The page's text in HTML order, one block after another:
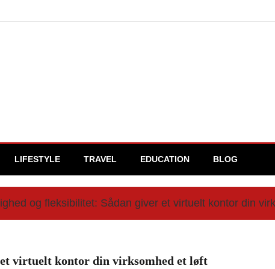
LIFESTYLE TRAVEL EDUCATION BLOG
og fleksibilitet: Sådan giver et virtuelt kontor din
virtuelt kontor din virksomhed et løft